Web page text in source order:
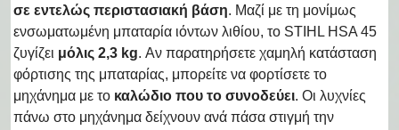
σε εντελώς περιστασιακή βάση. Μαζί με τη μονίμως
ενσωματωμένη μπαταρία ιόντων λιθίου, το STIHL HSA 45
ζυγίζει μόλις 2,3 kg. Αν παρατηρήσετε χαμηλή κατάσταση
φόρτισης της μπαταρίας, μπορείτε να φορτίσετε το
μηχάνημα με το καλώδιο που το συνοδεύει. Οι λυχνίες
πάνω στο μηχάνημα δείχνουν ανά πάσα στιγμή την